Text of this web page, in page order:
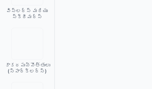
విస్లర్స్ మరియు
స్క్రీమర్స్
కాకరపువ్వొత్తులు
(స్పార్క్‌లర్స్)